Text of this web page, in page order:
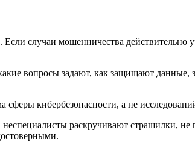
Если случаи мошенничества
вопросы задают, как защищают данные,
кибербезопасности, а не
раскручивают страшилки,